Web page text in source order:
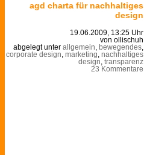
agd charta für nachhaltiges
design
19.06.2009, 13:25 Uhr
von ollischuh
abgelegt unter allgemein bewegendes
corporate design marketing nachhaltiges
design transparenz
23 Kommentare